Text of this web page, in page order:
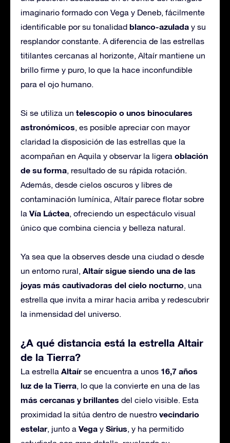
imaginario formado con Vega y Deneb, fácilmente
identificable por su tonalidad blanco-azulada y su
resplandor constante. A diferencia de las estrellas
titilantes cercanas al horizonte, Altaír mantiene un
brillo firme y puro, lo que la hace inconfundible
para el ojo humano.
Si se utiliza un telescopio o unos binoculares
astronómicos, es posible apreciar con mayor
claridad la disposición de las estrellas que la
acompañan en Aquila y observar la ligera oblación
de su forma, resultado de su rápida rotación.
Además, desde cielos oscuros y libres de
contaminación lumínica, Altaír parece flotar sobre
la Vía Láctea, ofreciendo un espectáculo visual
único que combina ciencia y belleza natural.
Ya sea que la observes desde una ciudad o desde
un entorno rural, Altaír sigue siendo una de las
joyas más cautivadoras del cielo nocturno, una
estrella que invita a mirar hacia arriba y redescubrir
la inmensidad del universo.
¿A qué distancia está la estrella Altair
de la Tierra?
La estrella Altaírse encuentra a unos 16,7 años
luz de la Tierra, lo que la convierte en una de las
más cercanas y brillantes del cielo visible. Esta
proximidad la sitúa dentro de nuestro vecindario
estelar, junto a Vega y Sirius, y ha permitido